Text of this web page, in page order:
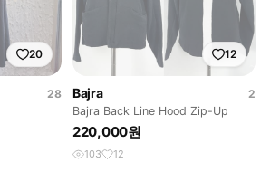
20
28
12
Bajra
2
Bajra Back Line Hood Zip-Up
220,000원
103 12